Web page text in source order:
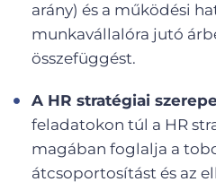
arány) és a működési
munkavállalóra jutó
összefüggést.
A HR stratégiai
feladatokon túl a HR
magában foglalja a
átcsoportosítást és az